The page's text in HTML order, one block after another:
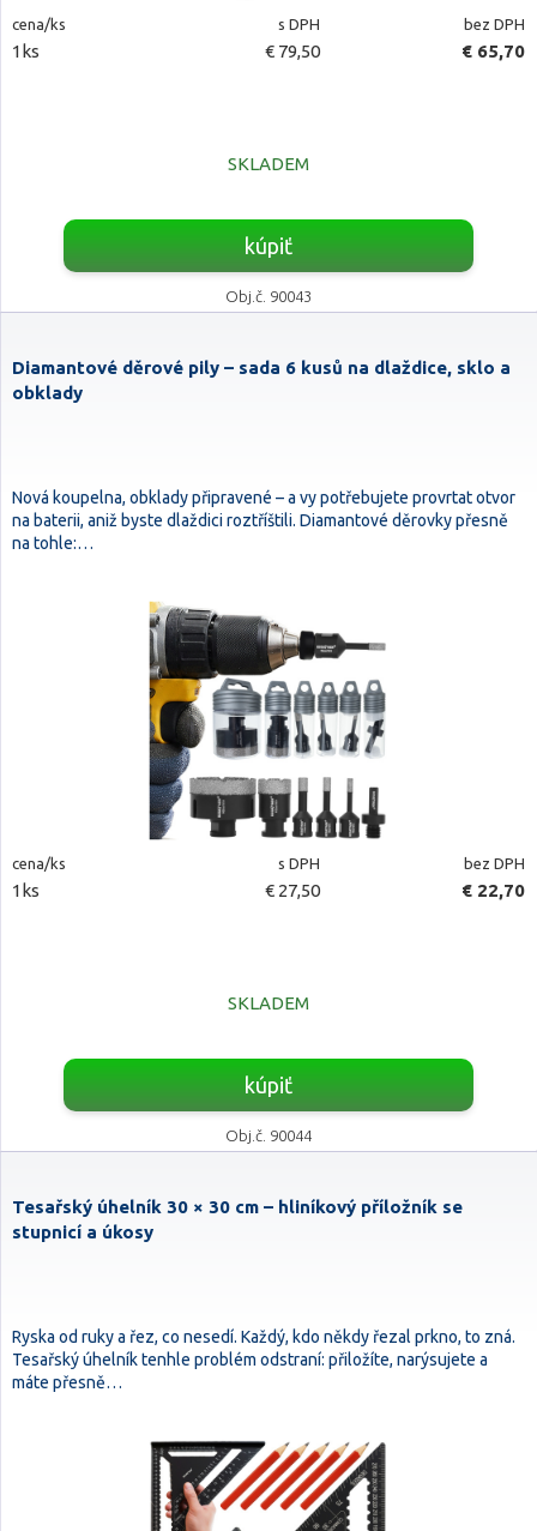
cena/ks s DPH bez DPH
1ks € 79,50 € 65,70
SKLADEM
kúpiť
Obj.č. 90043
Diamantové děrové pily – sada 6 kusů na dlaždice, sklo a
obklady
Nová koupelna, obklady připravené – a vy potřebujete provrtat otvor
na baterii, aniž byste dlaždici roztříštili. Diamantové děrovky přesně
na tohle:…
cena/ks s DPH bez DPH
1ks € 27,50 € 22,70
SKLADEM
kúpiť
Obj.č. 90044
Tesařský úhelník 30 × 30 cm – hliníkový příložník se
stupnicí a úkosy
Ryska od ruky a řez, co nesedí. Každý, kdo někdy řezal prkno, to zná.
Tesařský úhelník tenhle problém odstraní: přiložíte, narýsujete a
máte přesně…